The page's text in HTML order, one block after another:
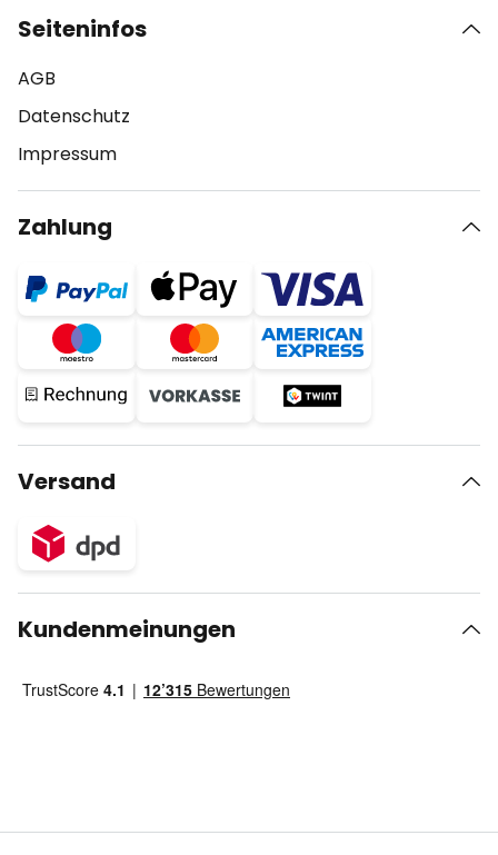
Seiteninfos
AGB
Datenschutz
Impressum
Zahlung
Versand
Kundenmeinungen